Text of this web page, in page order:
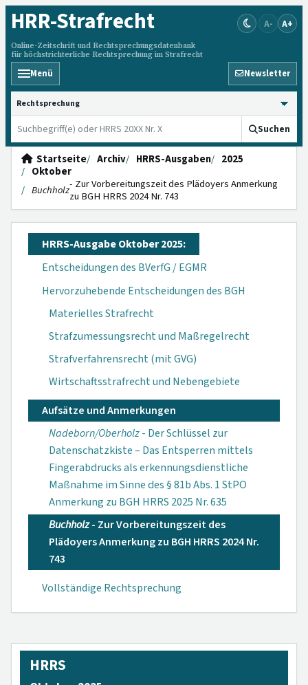
HRR-Strafrecht
Online-Zeitschrift und Rechtsprechungsdatenbank
für höchstrichterliche Rechtsprechung im Strafrecht
A- A+
Menü Newsletter
HRRS durchsuchen
Suchen
Startseite Archiv HRRS-Ausgaben
2025
Oktober
Buchholz- Zur Vorbereitungszeit des Plädoyers Anmerkung
zu BGH HRRS 2024 Nr. 743
HRRS-Ausgabe Oktober 2025:
Entscheidungen des BVerfG / EGMR
Hervorzuhebende Entscheidungen des BGH
Materielles Strafrecht
Strafzumessungsrecht und Maßregelrecht
Strafverfahrensrecht (mit GVG)
Wirtschaftsstrafrecht und Nebengebiete
Aufsätze und Anmerkungen
Nadeborn/Oberholz- Der Schlüssel zur
Datenschatzkiste – Das Entsperren mittels
Fingerabdrucks als erkennungsdienstliche
Maßnahme im Sinne des § 81b Abs. 1 StPO
Anmerkung zu BGH HRRS 2025 Nr. 635
Buchholz- Zur Vorbereitungszeit des
Plädoyers Anmerkung zu BGH HRRS 2024 Nr.
743
Vollständige Rechtsprechung
HRRS